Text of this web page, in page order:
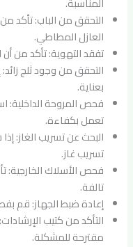
التحقق من الباب: تأكد
العازل المطاطي.
تفقد التهوية: تأكد من
التحقق من وجود ثلج زائد:
بعناية.
فحص المروحة الداخلية:
تعمل بكفاءة.
البحث عن تسريب الغاز:
تسريب غاز.
فحص الأسلاك الخارجية:
تالفة.
إعادة ضبط الجهاز: قم بفصل الجهاز
التأكد من كتيب
مقترحة للمشكلة.